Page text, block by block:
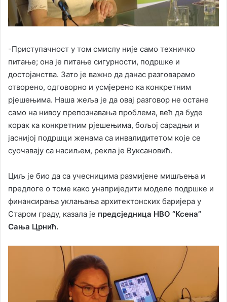
-Приступачност у том смислу није само техничко
питање; она је питање сигурности, подршке и
достојанства. Зато је важно да данас разговарамо
отворено, одговорно и усмјерено ка конкретним
рјешењима. Наша жеља је да овај разговор не остане
само на нивоу препознавања проблема, већ да буде
корак ка конкретним рјешењима, бољој сарадњи и
јаснијој подршци женама са инвалидитетом које се
суочавају са насиљем, рекла је Вуксановић.
Циљ је био да са учесницима размијене мишљења и
предлоге о томе како унаприједити моделе подршке и
финансирања уклањања архитектонских баријера у
Старом граду, казала је предсједница НВО “Ксена”
Сања Црнић.